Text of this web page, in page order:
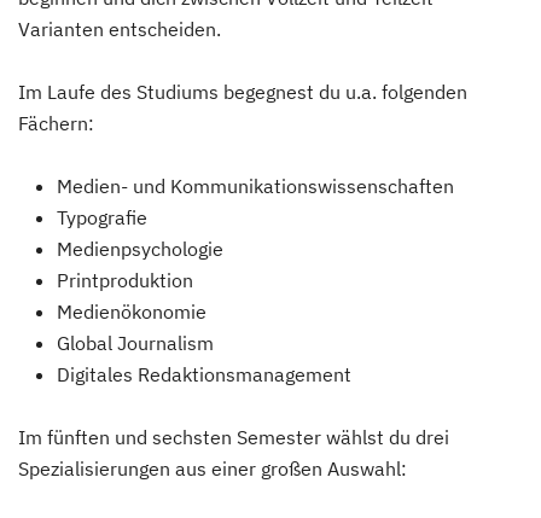
Varianten entscheiden.
Im Laufe des Studiums begegnest du u.a. folgenden
Fächern:
Medien- und Kommunikationswissenschaften
Typografie
Medienpsychologie
Printproduktion
Medienökonomie
Global Journalism
Digitales Redaktionsmanagement
Im fünften und sechsten Semester wählst du drei
Spezialisierungen aus einer großen Auswahl: